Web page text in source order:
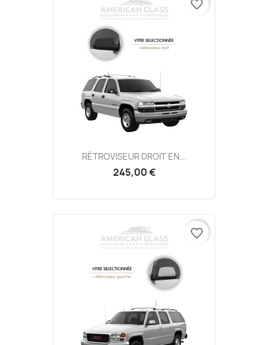
RÉTROVISEUR DROIT EN...
245,00 €
favorite_border
favorite_border